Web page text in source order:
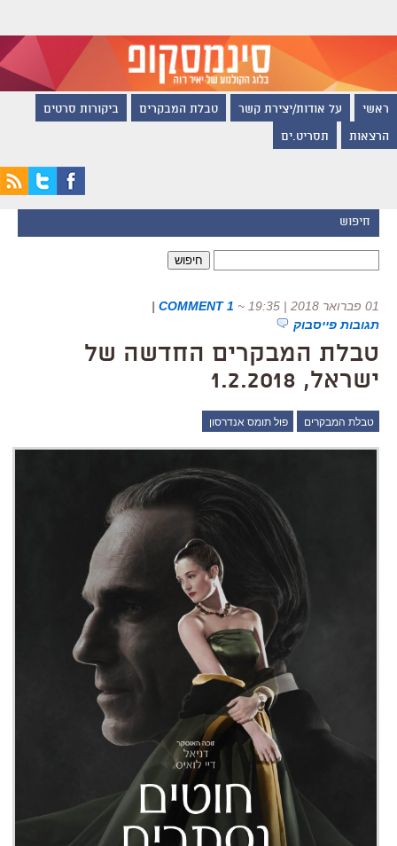
ראשי על אודות/יצירת קשר טבלת המבקרים ביקורות סרטים
הרצאות תסריט.ים
חיפוש
01 פברואר 2018 | 19:35 ~
1 COMMENT
|
תגובות פייסבוק
טבלת המבקרים החדשה של
ישראל, 1.2.2018
טבלת המבקרים פול תומס אנדרסון